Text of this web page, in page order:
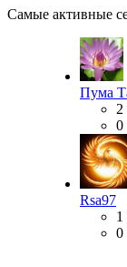
Самые активные
Пума
2
0
Rsa97
1
0